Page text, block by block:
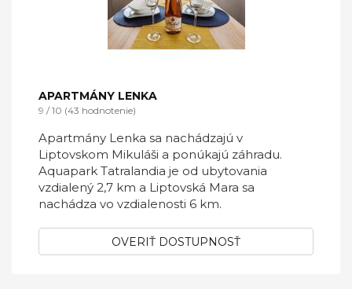
APARTMÁNY LENKA
9 / 10 (43 hodnotenie)
Apartmány Lenka sa nachádzajú v
Liptovskom Mikuláši a ponúkajú záhradu.
Aquapark Tatralandia je od ubytovania
vzdialený 2,7 km a Liptovská Mara sa
nachádza vo vzdialenosti 6 km.
OVERIŤ DOSTUPNOSŤ